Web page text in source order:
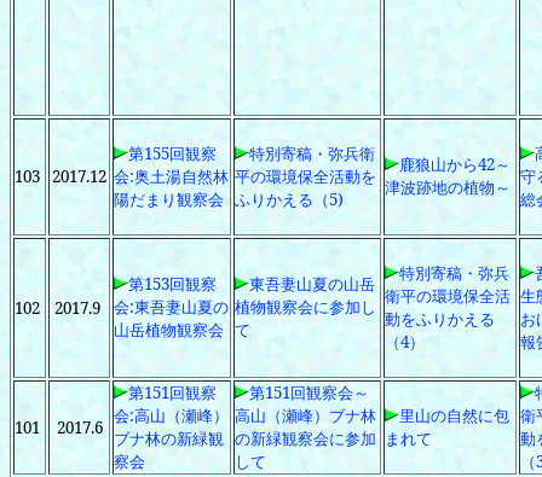
103 2017.12
第155回観察
会:奥土湯自然林
陽だまり観察会
特別寄稿・弥兵衛
平の環境保全活動を
ふりかえる（5)
鹿狼山から42～
津波跡地の植物～ 守
総
102 2017.9
第153回観察
会:東吾妻山夏の
山岳植物観察会
東吾妻山夏の山岳
植物観察会に参加し
て
特別寄稿・弥兵
衛平の環境保全活
動をふりかえる
（4）
生
お
報
101 2017.6
第151回観察
会:高山（瀬峰）
ブナ林の新緑観
察会
第151回観察会～
高山（瀬峰）ブナ林
の新緑観察会に参加
して
里山の自然に包
まれて
衛
動